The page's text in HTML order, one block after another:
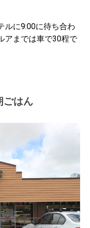
ルに9:00に待ち合わ
アまでは車で30程で
はん